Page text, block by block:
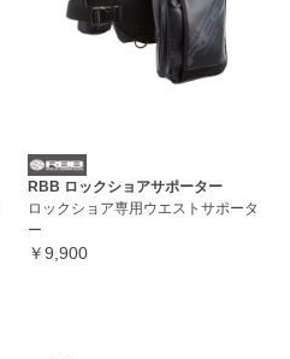
RBB ロックショアサポーター
ロックショア専用ウエストサポータ
ー
￥9,900